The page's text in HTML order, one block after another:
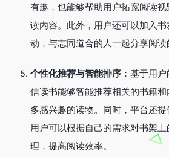
有趣，也能够帮助用户拓宽阅读
读内容。此外，用户还可以加入
动，与志同道合的人一起分享阅读
个性化推荐与智能排序 ：基于用
信读书能够智能推荐相关的书籍
多感兴趣的读物。同时，平台还
用户可以根据自己的需求对书架
理，提高阅读效率。